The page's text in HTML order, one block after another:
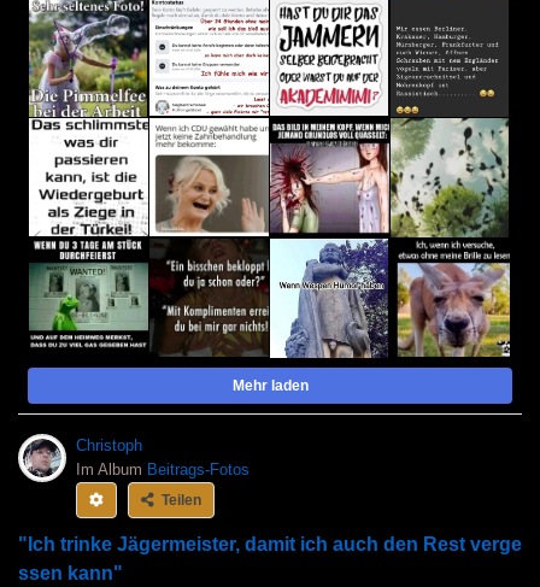
Mehr laden
Christoph
Im Album Beitrags-Fotos
Teilen
"Ich trinke Jägermeister, damit ich auch den Rest verge
ssen kann"